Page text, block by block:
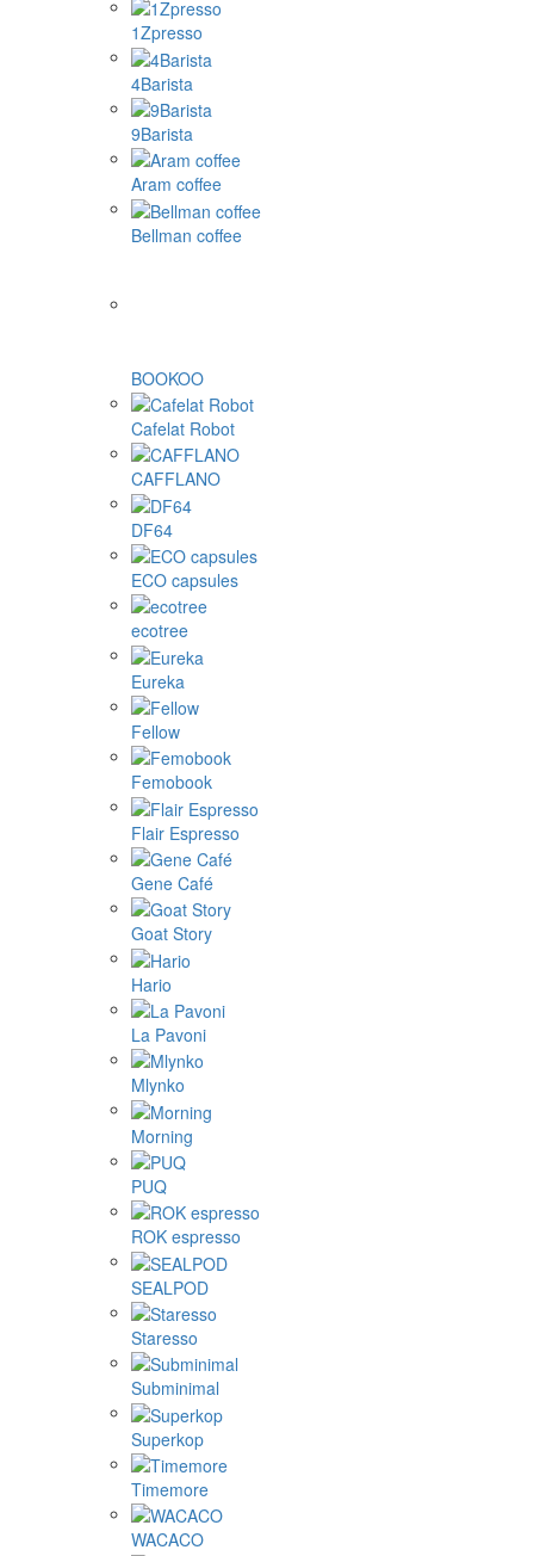
1Zpresso
4Barista
9Barista
Aram coffee
Bellman coffee
BOOKOO
Cafelat Robot
CAFFLANO
DF64
ECO capsules
ecotree
Eureka
Fellow
Femobook
Flair Espresso
Gene Café
Goat Story
Hario
La Pavoni
Mlynko
Morning
PUQ
ROK espresso
SEALPOD
Staresso
Subminimal
Superkop
Timemore
WACACO